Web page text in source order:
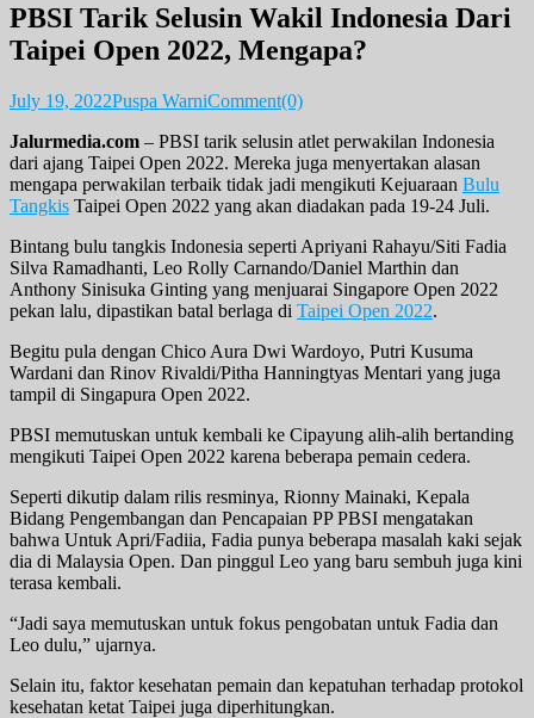
PBSI Tarik Selusin Wakil Indonesia Dari
Taipei Open 2022, Mengapa?
July 19, 2022Puspa WarniComment(0)
Jalurmedia.com – PBSI tarik selusin atlet perwakilan Indonesia
dari ajang Taipei Open 2022. Mereka juga menyertakan alasan
mengapa perwakilan terbaik tidak jadi mengikuti Kejuaraan Bulu
Tangkis Taipei Open 2022 yang akan diadakan pada 19-24 Juli.
Bintang bulu tangkis Indonesia seperti Apriyani Rahayu/Siti Fadia
Silva Ramadhanti, Leo Rolly Carnando/Daniel Marthin dan
Anthony Sinisuka Ginting yang menjuarai Singapore Open 2022
pekan lalu, dipastikan batal berlaga di Taipei Open 2022.
Begitu pula dengan Chico Aura Dwi Wardoyo, Putri Kusuma
Wardani dan Rinov Rivaldi/Pitha Hanningtyas Mentari yang juga
tampil di Singapura Open 2022.
PBSI memutuskan untuk kembali ke Cipayung alih-alih bertanding
mengikuti Taipei Open 2022 karena beberapa pemain cedera.
Seperti dikutip dalam rilis resminya, Rionny Mainaki, Kepala
Bidang Pengembangan dan Pencapaian PP PBSI mengatakan
bahwa Untuk Apri/Fadiia, Fadia punya beberapa masalah kaki sejak
dia di Malaysia Open. Dan pinggul Leo yang baru sembuh juga kini
terasa kembali.
“Jadi saya memutuskan untuk fokus pengobatan untuk Fadia dan
Leo dulu,” ujarnya.
Selain itu, faktor kesehatan pemain dan kepatuhan terhadap protokol
kesehatan ketat Taipei juga diperhitungkan.